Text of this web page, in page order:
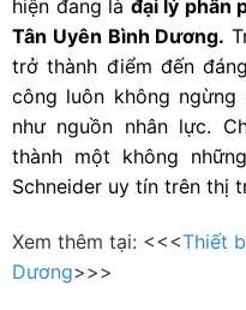
hiện đang là đại lý phân
Tân Uyên Bình Dương.
trở thành điểm đến
công luôn không
như nguồn nhân lực.
thành một không
Schneider uy tín trên thị
Xem thêm tại: <<<Thiết
Dương>>>